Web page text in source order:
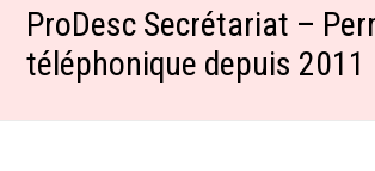
ProDesc Secrétariat –
téléphonique depuis 2011